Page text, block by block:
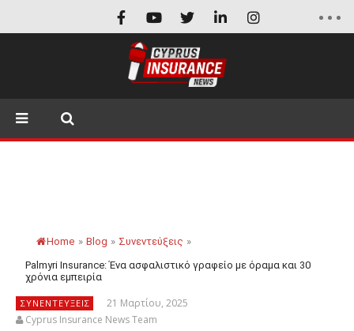
Home » Blog » Συνεντεύξεις »
Palmyri Insurance: Ένα ασφαλιστικό γραφείο με όραμα και 30
χρόνια εμπειρία
ΣΥΝΕΝΤΕΎΞΕΙΣ
21 Μαρτίου, 2025
Cyprus Insurance News Team